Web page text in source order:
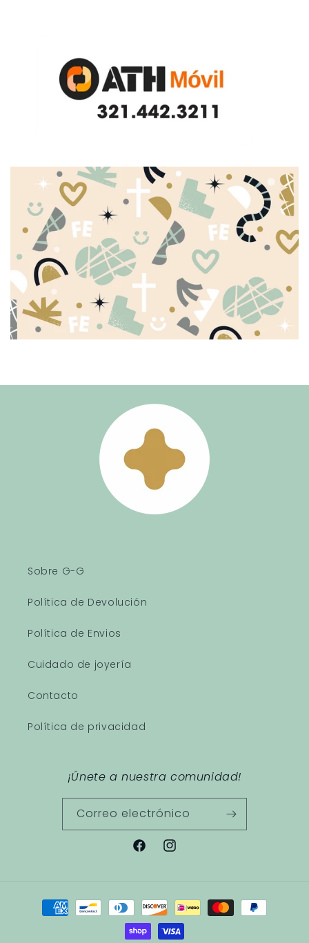
Sobre G-G
Política de Devolución
Política de Envios
Cuidado de joyería
Contacto
Política de privacidad
¡Únete a nuestra comunidad!
Correo electrónico
FacebookInstagram
Formas